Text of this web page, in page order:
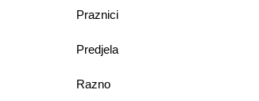
Praznici
Predjela
Razno